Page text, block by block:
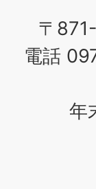
〒
電話
年